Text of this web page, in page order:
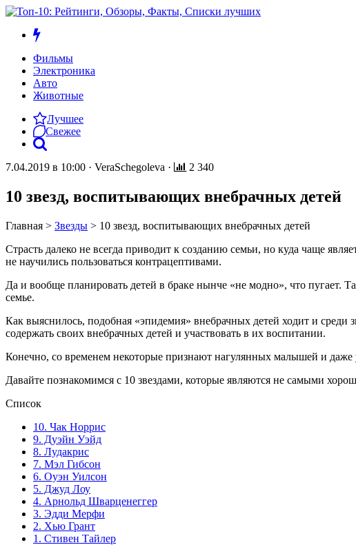
Фильмы
Электроника
Авто
Животные
Лучшее
Свежее
7.04.2019 в 10:00 · VeraSchegoleva · 2 340
10 звезд, воспитывающих внебрачных детей
Главная > Звезды > 10 звезд, воспитывающих внебрачных детей
Страсть далеко не всегда приводит к созданию семьи, но куда чаще
не научились пользоваться контрацептивами.
Да и вообще планировать детей в браке нынче «не модно», что пугает.
семье.
Как выяснилось, подобная «эпидемия» внебрачных детей ходит и
содержать своих внебрачных детей и участвовать в их воспитании.
Конечно, со временем некоторые признают нагулянных малышей и даже
Давайте познакомимся с 10 звездами, которые являются не самыми
Список
10. Чак Норрис
9. Дуэйн Уэйд
8. Лудакрис
7. Мэл Гибсон
6. Оуэн Уилсон
5. Джуд Лоу
4. Арнольд Шварценеггер
3. Эдди Мерфи
2. Хью Грант
1. Стивен Тайлер